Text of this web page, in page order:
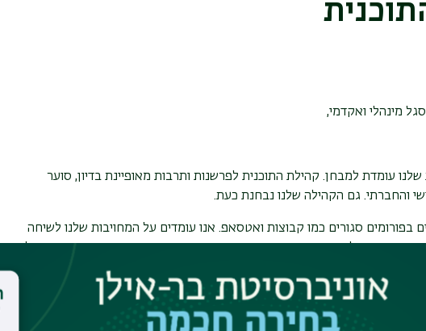
מינהלי ואקדמי,
עומדת למבחן. קהילת התוכנית לפרשנות ותרבות מאופיינת בדיון, סוער
והחברתי. גם הקהילה שלנו נבחנת כעת.
בפורומים סגורים כמו קבוצות ואטסאפ. אנו עומדים על המחויבות שלנו לשיחה
גם בימי מלחמה, כשהעצבים חשופים והרגשות נחווים בעוצמה גבוהה מהרגיל
מתבטאים ובמיוחד לאופן שבו אנחנו מגיבים לדעות של אחרים.
של דעות שנראות לנו מסוכנות, או שמכאיבות לנו. חשוב להקשיב
לנו הסכמה איתם. הקשבה כזו אינה הסכמה, אלא כלי חיוני להבנה של העצמי